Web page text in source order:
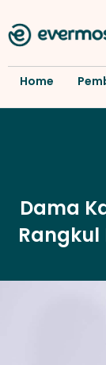
Home
Dama